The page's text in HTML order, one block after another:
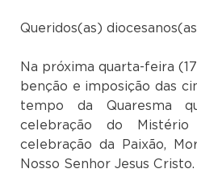
Queridos(as)
Na próxima quarta-feira
benção e imposição das
tempo da Quaresma
celebração do
celebração da Paixão,
Nosso Senhor Jesus Cristo.